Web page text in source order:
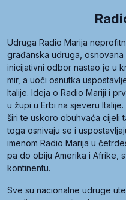
Udruga Radio Marija
građanska udruga,
inicijativni odbor nastao je u
mir, a uoči osnutka
Italije. Ideja o Radio Mariji i
u župi u Erbi na sjeveru
širi te uskoro obuhvaća cijeli
toga osnivaju se i
imenom Radio Marija u
pa do obiju Amerika i Afrike,
kontinentu.
Sve su nacionalne udruge